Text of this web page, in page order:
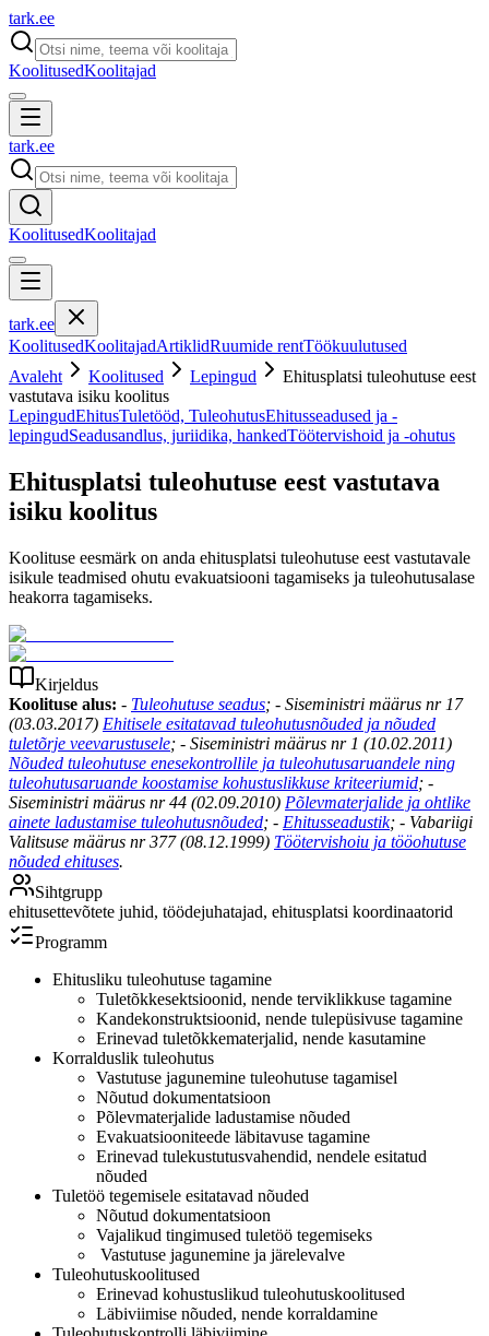
tark.ee
KoolitusedKoolitajad
tark.ee
KoolitusedKoolitajad
tark.ee
KoolitusedKoolitajadArtiklidRuumide rentTöökuulutused
Avaleht
Koolitused Lepingud
Ehitusplatsi tuleohutuse eest
vastutava isiku koolitus
LepingudEhitusTuletööd, TuleohutusEhitusseadused ja -
lepingudSeadusandlus, juriidika, hankedTöötervishoid ja -ohutus
Ehitusplatsi tuleohutuse eest vastutava
isiku koolitus
Koolituse eesmärk on anda ehitusplatsi tuleohutuse eest vastutavale
isikule teadmised ohutu evakuatsiooni tagamiseks ja tuleohutusalase
heakorra tagamiseks.
Kirjeldus
Koolituse alus: - Tuleohutuse seadus; - Siseministri määrus nr 17
(03.03.2017) Ehitisele esitatavad tuleohutusnõuded ja nõuded
tuletõrje veevarustusele; - Siseministri määrus nr 1 (10.02.2011)
Nõuded tuleohutuse enesekontrollile ja tuleohutusaruandele ning
tuleohutusaruande koostamise kohustuslikkuse kriteeriumid; -
Siseministri määrus nr 44 (02.09.2010) Põlevmaterjalide ja ohtlike
ainete ladustamise tuleohutusnõuded; - Ehitusseadustik; - Vabariigi
Valitsuse määrus nr 377 (08.12.1999) Töötervishoiu ja tööohutuse
nõuded ehituses.
Sihtgrupp
ehitusettevõtete juhid, töödejuhatajad, ehitusplatsi koordinaatorid
Programm
Ehitusliku tuleohutuse tagamine
Tuletõkkesektsioonid, nende terviklikkuse tagamine
Kandekonstruktsioonid, nende tulepüsivuse tagamine
Erinevad tuletõkkematerjalid, nende kasutamine
Korralduslik tuleohutus
Vastutuse jagunemine tuleohutuse tagamisel
Nõutud dokumentatsioon
Põlevmaterjalide ladustamise nõuded
Evakuatsiooniteede läbitavuse tagamine
Erinevad tulekustutusvahendid, nendele esitatud
nõuded
Tuletöö tegemisele esitatavad nõuded
Nõutud dokumentatsioon
Vajalikud tingimused tuletöö tegemiseks
Vastutuse jagunemine ja järelevalve
Tuleohutuskoolitused
Erinevad kohustuslikud tuleohutuskoolitused
Läbiviimise nõuded, nende korraldamine